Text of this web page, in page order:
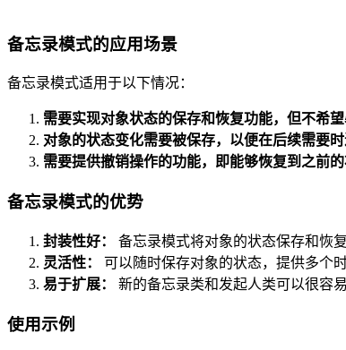
备忘录模式的应用场景
备忘录模式适用于以下情况：
需要实现对象状态的保存和恢复功能，但不希望
对象的状态变化需要被保存，以便在后续需要时
需要提供撤销操作的功能，即能够恢复到之前的
备忘录模式的优势
封装性好：
备忘录模式将对象的状态保存和恢
灵活性：
可以随时保存对象的状态，提供多个
易于扩展：
新的备忘录类和发起人类可以很容
使用示例